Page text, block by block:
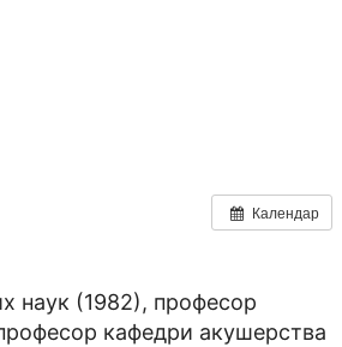
Календар
наук (1982), професор
кафедри акушерства